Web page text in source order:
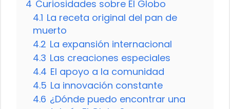
4 Curiosidades sobre El Globo
4.1 La receta original del pan de
muerto
4.2 La expansión internacional
4.3 Las creaciones especiales
4.4 El apoyo a la comunidad
4.5 La innovación constante
4.6 ¿Dónde puedo encontrar una